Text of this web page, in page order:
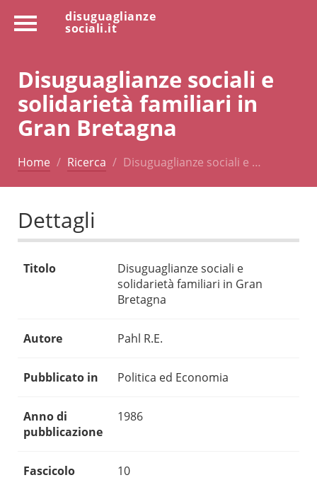
disuguaglianze
sociali.it
Disuguaglianze sociali e
solidarietà familiari in
Gran Bretagna
Home Ricerca Disuguaglianze sociali e …
Dettagli
Titolo
Disuguaglianze sociali e
solidarietà familiari in Gran
Bretagna
Autore Pahl R.E.
Pubblicato in Politica ed Economia
Anno di
pubblicazione
1986
Fascicolo 10